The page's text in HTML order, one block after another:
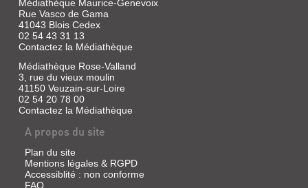
Médiathèque Maurice-Genevoix
Rue Vasco de Gama
41043 Blois Cedex
02 54 43 31 13
Contactez la Médiathèque
Médiathèque Rose-Valland
3, rue du vieux moulin
41150 Veuzain-sur-Loire
02 54 20 78 00
Contactez la Médiathèque
A propos du site
Plan du site
Mentions légales & RGPD
Accessiblité : non conforme
FAQ